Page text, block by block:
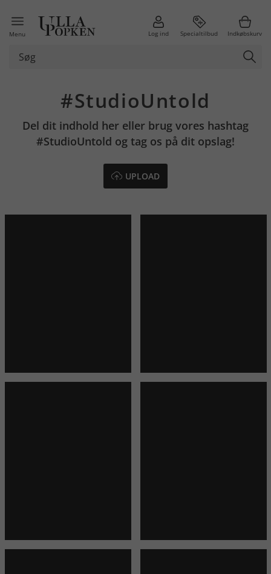
Menu Log ind Specialtilbud Indkøbskurv
#StudioUntold
Del dit indhold her eller brug vores hashtag
#StudioUntold og tag os på dit opslag!
UPLOAD